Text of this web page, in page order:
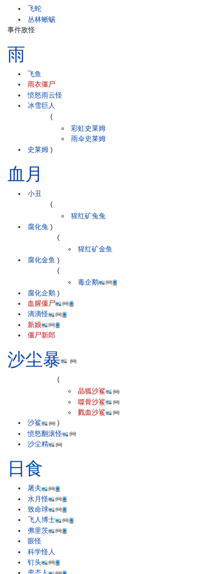
飞蛇
丛林蜥蜴
事件敌怪
雨
飞鱼
雨衣僵尸
愤怒雨云怪
冰雪巨人
史莱姆
(
彩虹史莱姆
雨伞史莱姆
)
血月
小丑
腐化兔
(
猩红矿兔兔
)
腐化金鱼
(
猩红矿金鱼
)
腐化企鹅
(
毒企鹅
)
血腥僵尸
滴滴怪
新娘
僵尸新郎
沙尘暴
沙鲨
(
晶狐沙鲨
噬骨沙鲨
戮血沙鲨
)
愤怒翻滚怪
沙尘精
日食
屠夫
水月怪
致命球
飞人博士
弗里茨
眼怪
科学怪人
钉头